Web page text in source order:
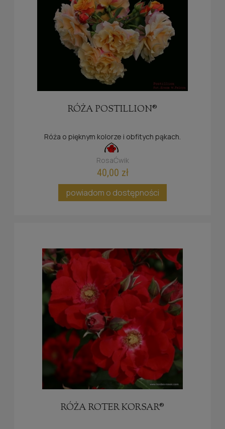
RÓŻA POSTILLION®
Róża o pięknym kolorze i obfitych pąkach.
RosaĆwik
40,00 zł
powiadom o dostępności
RÓŻA ROTER KORSAR®